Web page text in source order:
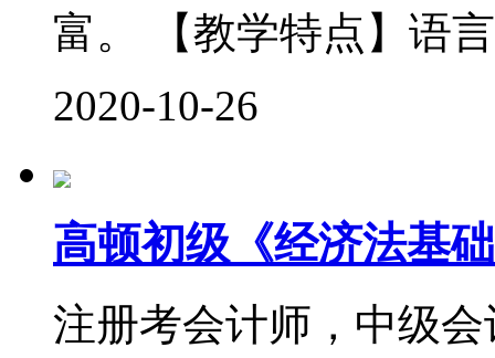
富。 【教学特点】语
2020-10-26
高顿初级《经济法基
注册考会计师，中级